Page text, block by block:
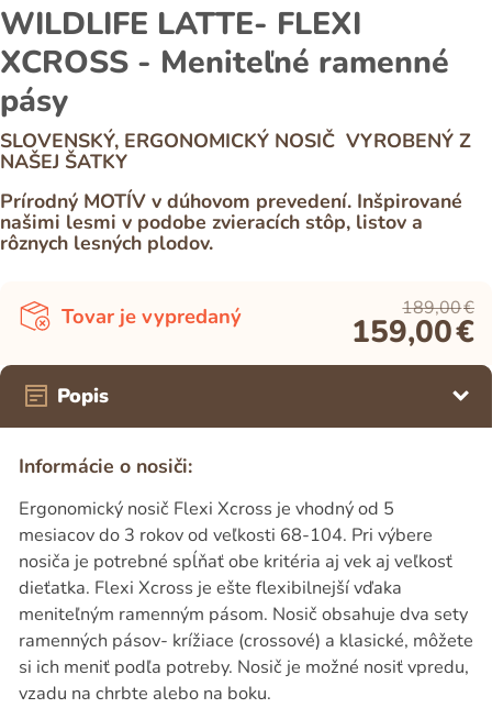
WILDLIFE LATTE- FLEXI
XCROSS - Meniteľné ramenné
pásy
SLOVENSKÝ, ERGONOMICKÝ NOSIČ VYROBENÝ Z
NAŠEJ ŠATKY
Prírodný MOTÍV v dúhovom prevedení. Inšpirované
našimi lesmi v podobe zvieracích stôp, listov a
rôznych lesných plodov.
Tovar je vypredaný 189,00€
159,00€
Popis
Informácie o nosiči:
Ergonomický nosič Flexi Xcross je vhodný od 5
mesiacov do 3 rokov od veľkosti 68-104. Pri výbere
nosiča je potrebné spĺňať obe kritéria aj vek aj veľkosť
dieťatka. Flexi Xcross je ešte flexibilnejší vďaka
meniteľným ramenným pásom. Nosič obsahuje dva sety
ramenných pásov- krížiace (crossové) a klasické, môžete
si ich meniť podľa potreby. Nosič je možné nosiť vpredu,
vzadu na chrbte alebo na boku.